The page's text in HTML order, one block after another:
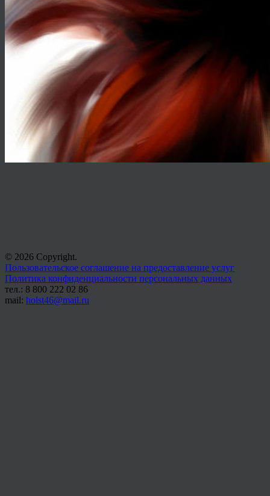
© 2026 Copyright.
Пользовательское соглашение на предоставление услуг
Политика конфиденциальности персональных данных
тел.: 8 800 222 02 86
mail: holst46@mail.ru